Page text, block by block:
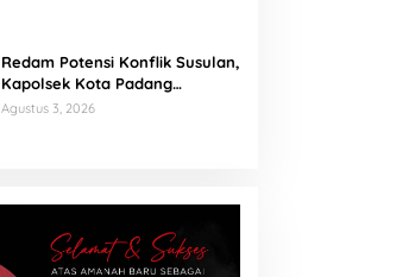
Redam Potensi Konflik Susulan,
Kapolsek Kota Padang
Sambangi Kediaman Korban
Agustus 3, 2026